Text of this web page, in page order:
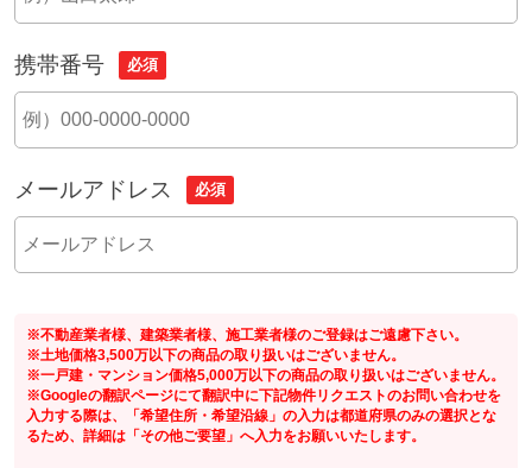
携帯番号 必須
メールアドレス 必須
※不動産業者様、建築業者様、施工業者様のご登録はご遠慮下さい。
※土地価格3,500万以下の商品の取り扱いはございません。
※一戸建・マンション価格5,000万以下の商品の取り扱いはございません。
※Googleの翻訳ページにて翻訳中に下記物件リクエストのお問い合わせを
入力する際は、「希望住所・希望沿線」の入力は都道府県のみの選択とな
るため、詳細は「その他ご要望」へ入力をお願いいたします。